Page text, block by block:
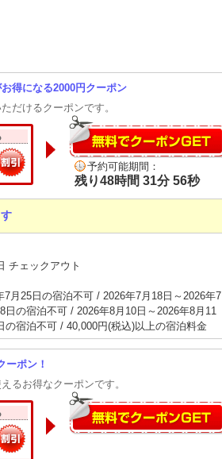
得になる2000円クーポン
だけるクーポンです。
予約可能期間：
残り48時間 31分 55秒
チェックアウト
月25日の宿泊不可 / 2026年7月18日～2026年7
の宿泊不可 / 2026年8月10日～2026年8月11
の宿泊不可 / 40,000円(税込)以上の宿泊料金
ーポン！
るお得なクーポンです。